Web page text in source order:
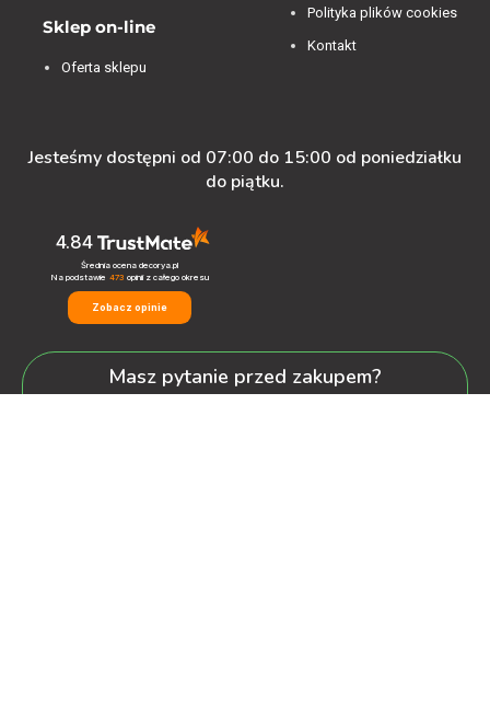
Sklep on-line
Oferta sklepu
Polityka plików cookies
Kontakt
Jesteśmy dostępni od 07:00 do 15:00 od poniedziałku
do piątku.
4.84
Średnia ocena decorya.pl
Na podstawie 473 opinii z całego okresu
Zobacz opinie
Masz pytanie przed zakupem?